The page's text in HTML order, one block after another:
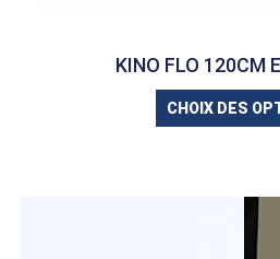
KINO FLO 120CM
CHOIX DES